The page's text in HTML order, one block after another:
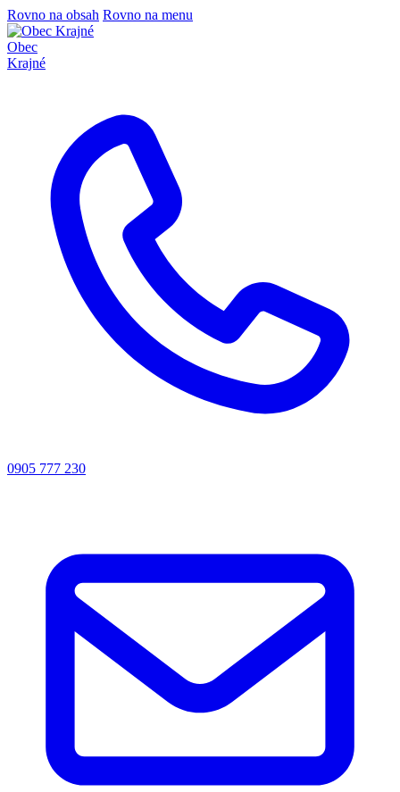
Rovno na obsah Rovno na menu
Obec
Krajné
0905 777 230